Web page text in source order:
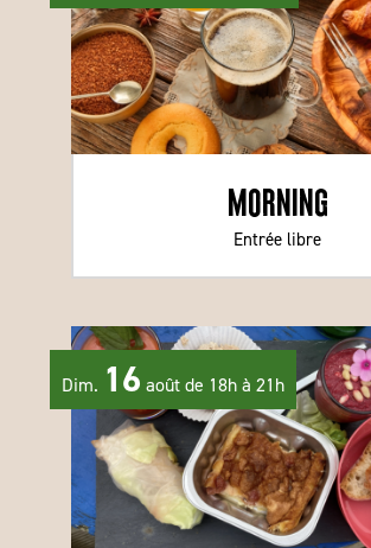
Morning
Entrée libre
Dim. 16 août de 18h à 21h